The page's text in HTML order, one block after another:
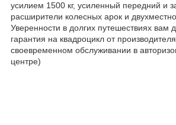
усилием 1500 кг, усиленный передний и
расширители колесных арок и
Уверенности в долгих путешествиях вам
гарантия на квадроцикл от
своевременном обслуживании в
центре)